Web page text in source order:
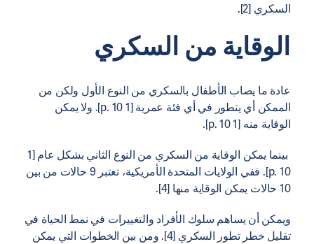
السكري [2].
الوقاية من السكري
عادة ما يصاب الأطفال بالسكري من النوع الأول ولكن من
الممكن أي يتطور في أي فئة عمرية [1 p. 10]. ولا يمكن
الوقاية منه [1 p. 10].
بينما يمكن الوقاية من السكري من النوع الثاني بشكل عام [1
p. 10]. ففي الولايات المتحدة الأمريكية، تعتبر 9 حالات من بين
10 حالات يمكن الوقاية منها [4].
ويمكن أن يساهم سلوك الأفراد والتغييرات في نمط الحياة في
تقليل خطر تطور السكري [4]. ومن بين الخطوات التي يمكن